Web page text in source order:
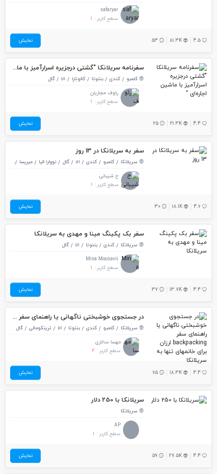
safaryar
سطح کاربر : 1
4.5
81.3K
53 نمایش
سفرنامه سریلانکا "گشتی درجزیره اسرارآمیز با ماشین اجاره‌ای "
کلمبو کندی بنتوتا کالوتارا الا
گال
رئوف حجازیان
سطح کاربر : 1
4.4
21.3K
25 نمایش
سفر به سریلانکا در 13 روز
سریلانکا کلمبو کندی الا گال نووارا الیا میریسا
ح شیبانی
سطح کاربر : 1
4.6
18.1K
30 نمایش
سفر بک پکینگ مینا و مهدی به سریلانکا
سریلانکا کندی بنتوتا الا
گال
Mina Moosavii
سطح کاربر : 1
4.4
13.7K
37 نمایش
در جستجوی خوشبختی ناگهانی یا راهنمای سفر backpacking ارزان برای خانمهای تنها به سریلانکا
سریلانکا کلمبو کندی بنتوتا الا ترینکومالی
گال
مهسا سالاری
سطح کاربر : 2
4.4
18.3K
65 نمایش
سریلانکا با 250 دلار
سریلانکا
AP
سطح کاربر : 1
4.4
27.5K
59 نمایش